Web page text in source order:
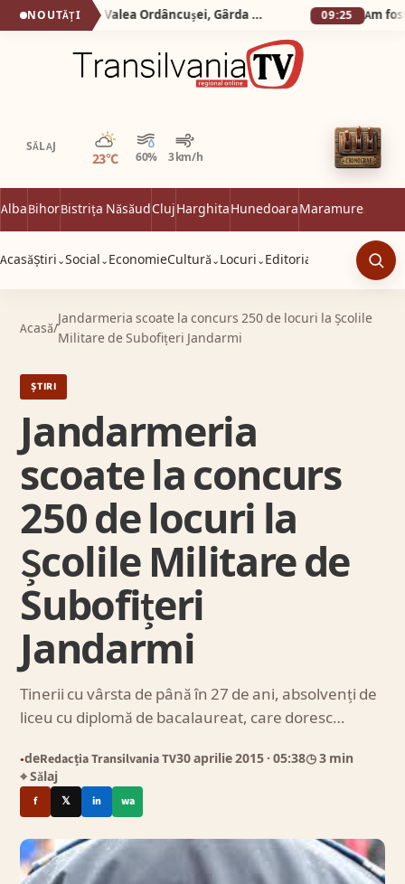
NOUTĂȚI Silva logistic Services. Valea Ordâncușei, Gârda de Sus, Poarta lui Ionele, Corobana lui Gârda, Peșteră Scărișoara. 09:25
SĂLAJ
23°C 60% 3 km/h
Parțial noros
AlbaBihorBistrița NăsăudClujHarghitaHunedoaraMaramureș
AcasăȘtiri ⌄Social ⌄ EconomieCultură ⌄ Locuri ⌄ Editorial
Acasă/
Jandarmeria scoate la concurs 250 de locuri la Școlile
Militare de Subofițeri Jandarmi
ȘTIRI
Jandarmeria
scoate la concurs
250 de locuri la
Școlile Militare de
Subofițeri
Jandarmi
Tinerii cu vârsta de până în 27 de ani, absolvenți de
liceu cu diplomă de bacalaureat, care doresc…
●deRedacția Transilvania TV30 aprilie 2015 · 05:38◷ 3 min
⌖ Sălaj
f 𝕏 in wa